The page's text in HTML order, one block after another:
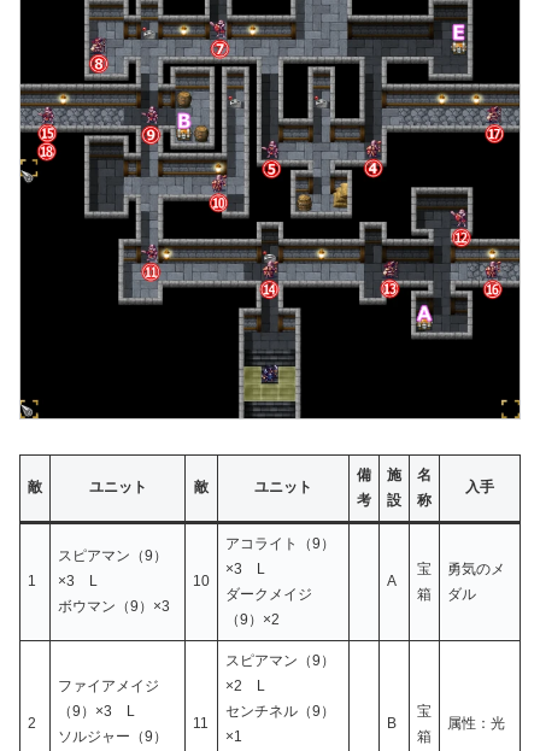
敵 ユニット 敵 ユニット
備
考
施
設
名
称
入手
1
スピアマン（9）
×3 L
ボウマン（9）×3
10
アコライト（9）
×3 L
ダークメイジ
（9）×2
A
宝
箱
勇気のメ
ダル
2
ファイアメイジ
（9）×3 L
ソルジャー（9）
11
スピアマン（9）
×2 L
センチネル（9）
×1
B
宝
箱
属性：光